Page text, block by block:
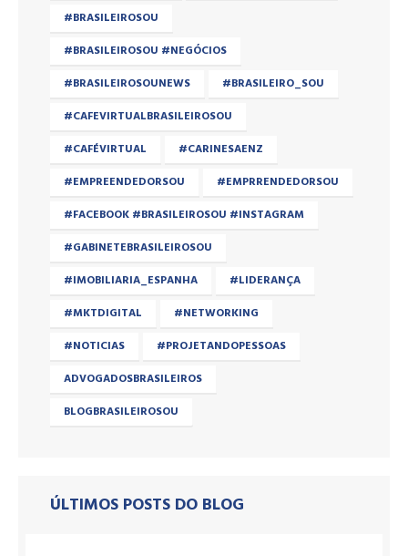
#BRASILEIROSOU
#BRASILEIROSOU #NEGÓCIOS
#BRASILEIROSOUNEWS
#BRASILEIRO_SOU
#CAFEVIRTUALBRASILEIROSOU
#CAFÉVIRTUAL
#CARINESAENZ
#EMPREENDEDORSOU
#EMPRRENDEDORSOU
#FACEBOOK #BRASILEIROSOU #INSTAGRAM
#GABINETEBRASILEIROSOU
#IMOBILIARIA_ESPANHA
#LIDERANÇA
#MKTDIGITAL
#NETWORKING
#NOTICIAS
#PROJETANDOPESSOAS
ADVOGADOSBRASILEIROS
BLOGBRASILEIROSOU
ÚLTIMOS POSTS DO BLOG